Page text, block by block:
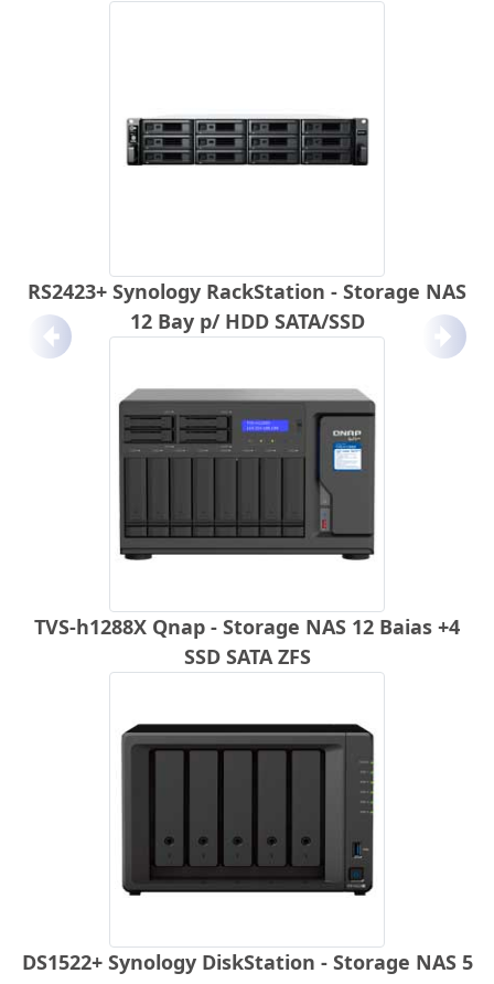
RS2423+ Synology RackStation - Storage NAS
12 Bay p/ HDD SATA/SSD
TVS-h1288X Qnap - Storage NAS 12 Baias +4
SSD SATA ZFS
DS1522+ Synology DiskStation - Storage NAS 5
Anterior